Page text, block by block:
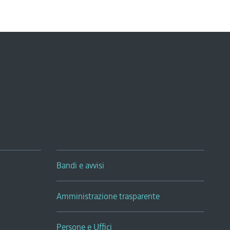
Bandi e avvisi
Amministrazione trasparente
Persone e Uffici